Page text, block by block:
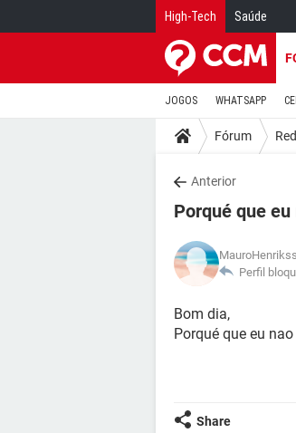
High-Tech Saúde
JOGOS WHATSAPP
Fórum
Anterior
Porqué que
Perfil
Bom dia,
Porqué que eu
Share